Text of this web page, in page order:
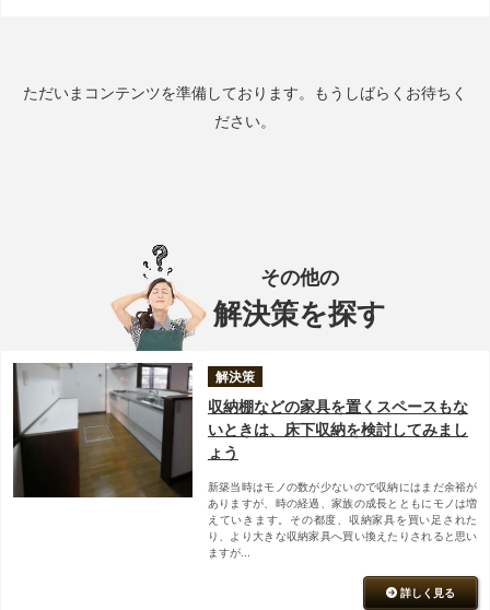
ただいまコンテンツを準備しております。もうしばらくお待ちく
ださい。
その他の
解決策を探す
解決策
収納棚などの家具を置くスペースもな
いときは、床下収納を検討してみまし
ょう
新築当時はモノの数が少ないので収納にはまだ余裕が
ありますが、時の経過、家族の成長とともにモノは増
えていきます。その都度、収納家具を買い足された
り、より大きな収納家具へ買い換えたりされると思い
ますが...
詳しく見る